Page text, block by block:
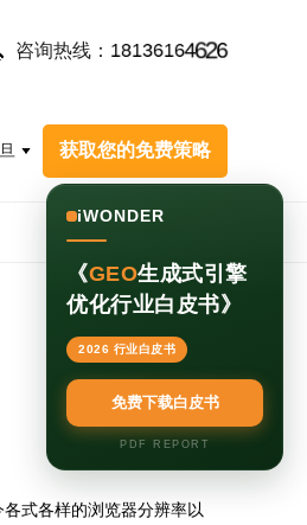
咨询热线： 18136164626
获取您的免费策略
式各样的浏览器分辨率以
iWONDER
《GEO生成式引擎
优化行业白皮书》
2026 行业白皮书
免费下载白皮书
PDF REPORT